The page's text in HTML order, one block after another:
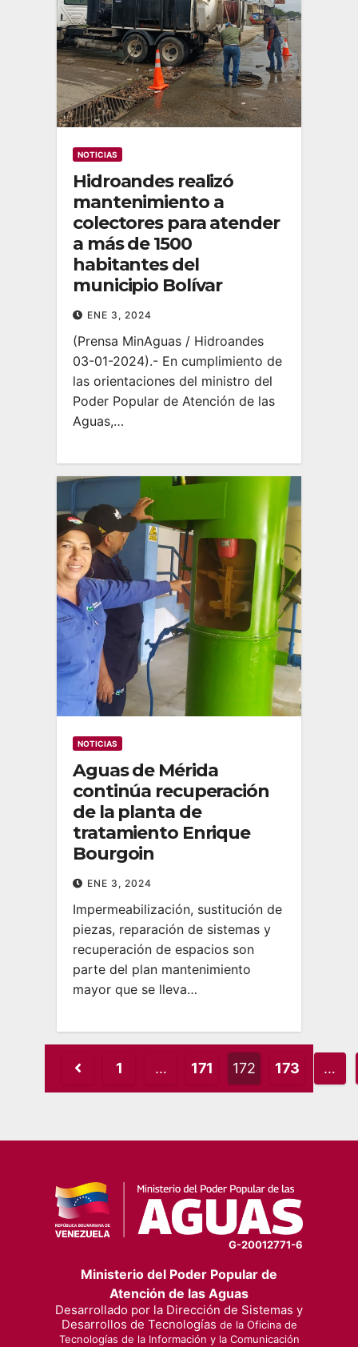
NOTICIAS
Hidroandes realizó
mantenimiento a
colectores para atender
a más de 1500
habitantes del
municipio Bolívar
ENE 3, 2024
(Prensa MinAguas / Hidroandes
03-01-2024).- En cumplimiento de
las orientaciones del ministro del
Poder Popular de Atención de las
Aguas,…
NOTICIAS
Aguas de Mérida
continúa recuperación
de la planta de
tratamiento Enrique
Bourgoin
ENE 3, 2024
Impermeabilización, sustitución de
piezas, reparación de sistemas y
recuperación de espacios son
parte del plan mantenimiento
mayor que se lleva…
Posts
pagination
1 … 171 172 173 …
G-20012771-6
Ministerio del Poder Popular de
Atención de las Aguas
Desarrollado por la Dirección de Sistemas y
Desarrollos de Tecnologías de la Oficina de
Tecnologías de la Información y la Comunicación